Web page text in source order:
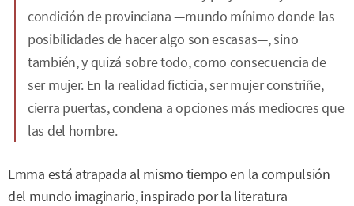
condición de provinciana —mundo mínimo donde las
posibilidades de hacer algo son escasas—, sino
también, y quizá sobre todo, como consecuencia de
ser mujer. En la realidad ficticia, ser mujer constriñe,
cierra puertas, condena a opciones más mediocres que
las del hombre.
Emma está atrapada al mismo tiempo en la compulsión
del mundo imaginario, inspirado por la literatura